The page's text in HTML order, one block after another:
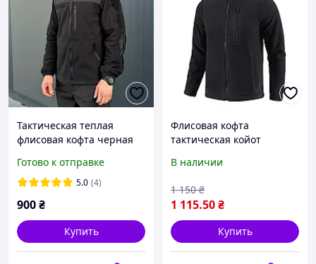
Тактическая теплая
флисовая кофта черная
однотонная флиска
Готово к отправке
5.0 (4)
900₴
Купить
Флисовая кофта
тактическая койот
флисовая тактическя
кофта без капюшона
В наличии
1 115.50₴
1 150 ₴
Купить